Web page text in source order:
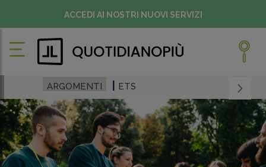
ACCEDI AI NOSTRI NUOVI SERVIZI
ARGOMENTI ETS